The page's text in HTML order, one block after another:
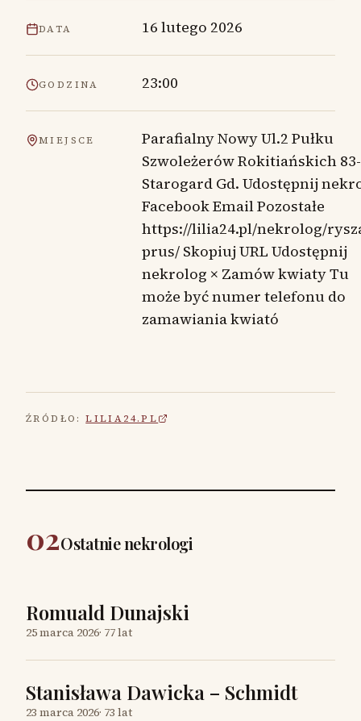
DATA 16 lutego 2026
GODZINA 23:00
MIEJSCE
Parafialny Nowy Ul.2 Pułku
Szwoleżerów Rokitiańskich
Starogard Gd. Udostępnij
Facebook Email Pozostałe
https://lilia24.pl/nekrolog/
prus/ Skopiuj URL Udostępnij
nekrolog × Zamów kwiaty Tu
może być numer telefonu do
zamawiania kwiató
ŹRÓDŁO: LILIA24.PL
02Ostatnie nekrologi
Romuald Dunajski
25 marca 2026· 77 lat
Stanisława Dawicka – Schmidt
23 marca 2026· 73 lat